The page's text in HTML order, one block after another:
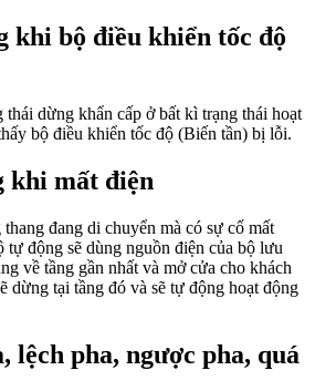
khi bộ điều khiển tốc độ
thái dừng khẩn cấp ở bất kì trạng thái hoạt
bộ điều khiển tốc độ (Biến tần) bị lỗi.
khi mất điện
đang di chuyển mà có sự cố mất
tự động sẽ dùng nguồn điện của bộ lưu
về tầng gần nhất và mở cửa cho khách
dừng tại tầng đó và sẽ tự động hoạt động
lệch pha, ngược pha, quá